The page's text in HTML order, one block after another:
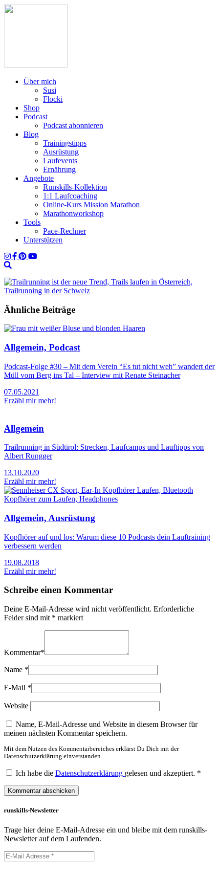
Über mich
Susi
Flocki
Shop
Podcast
Podcast abonnieren
Blog
Trainingstipps
Ausrüstung
Laufevents
Ernährung
Angebote
Runskills-Kollektion
1:1 Laufcoaching
Online-Kurs Mission Marathon
Marathonworkshop
Tools
Pace-Rechner
Unterstützen
Ähnliche Beiträge
Allgemein, Podcast
Podcast-Folge #30 – Mit dem Verein “Es tut nicht weh” wandert der
Müll vom Berg ins Tal – Interview mit Renate Steinacher
07.05.2021
Erzähl mir mehr!
Allgemein
Trailrunning in Südtirol: Strecken, Laufcamps und Lauftipps von
Albert Rungger
13.10.2020
Erzähl mir mehr!
Allgemein, Ausrüstung
Kopfhörer auf und los: Warum diese 10 Podcasts dein Lauftraining
verbessern werden
19.08.2018
Erzähl mir mehr!
Schreibe einen Kommentar
Deine E-Mail-Adresse wird nicht veröffentlicht. Erforderliche
Felder sind mit * markiert
Kommentar*
Name *
E-Mail *
Website
Name, E-Mail-Adresse und Website in diesem Browser für
meinen nächsten Kommentar speichern.
Mit dem Nutzen des Kommentarbereiches erklärst Du Dich mit der
Datenschutzerklärung einverstanden.
Ich habe die Datenschutzerklärung gelesen und akzeptiert. *
runskills-Newsletter
Trage hier deine E-Mail-Adresse ein und bleibe mit dem runskills-
Newsletter auf dem Laufenden.